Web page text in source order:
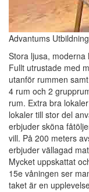
Advantums
Stora ljusa, moderna
Fullt utrustade med
utanför rummen
4 rum och 2
rum. Extra bra
lokaler till stor del
erbjuder sköna
vill. På 200 meters
erbjuder vällagad
Mycket uppskattat
15e våningen ser
taket är en